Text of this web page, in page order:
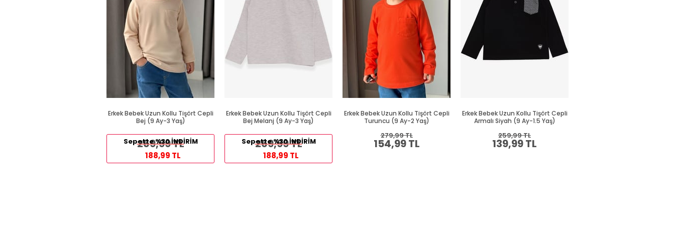
Erkek Bebek Uzun Kollu Tişört Cepli
Bej (9 Ay-3 Yaş)
269,99 TL
Sepette %30 İNDİRİM
188,99 TL
Erkek Bebek Uzun Kollu Tişört Cepli
Bej Melanj (9 Ay-3 Yaş)
269,99 TL
Sepette %30 İNDİRİM
188,99 TL
Erkek Bebek Uzun Kollu Tişört Cepli
Turuncu (9 Ay-2 Yaş)
154,99 TL
279,99 TL
Erkek Bebek Uzun Kollu Tişört Cepli
Armalı Siyah (9 Ay-1.5 Yaş)
139,99 TL
259,99 TL